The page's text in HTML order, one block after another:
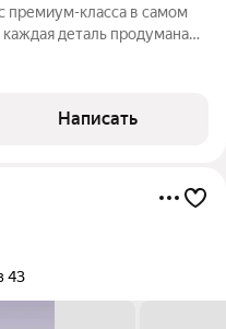
премиум-класса в самом
деталь продумана
апартаменты
этажного дома в RED7,
Написать
43